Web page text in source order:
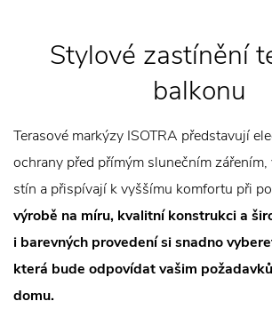
Stylové zastínění
balkonu
Terasové markýzy ISOTRA představují
ochrany před přímým slunečním
stín a přispívají k vyššímu komfortu při
výrobě na míru, kvalitní konstrukci a
i barevných provedení si snadno
která bude odpovídat vašim
domu.